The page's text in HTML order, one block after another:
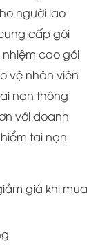
người lao
cấp gói
cao gói
vệ nhân viên
nạn thông
với doanh
tai nạn
giá khi mua